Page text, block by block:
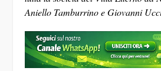
Aniello Tamburrino e Giovanni